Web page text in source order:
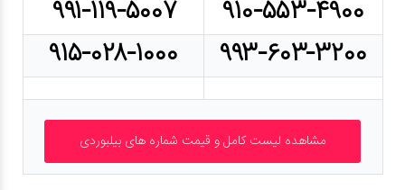
۹۱۰-۵۵۳-۴۹۰۰
۹۹۱-۱۱۹-۵۰۰۷
۹۹۳-۶۰۳-۳۲۰۰
۹۱۵-۰۲۸-۱۰۰۰